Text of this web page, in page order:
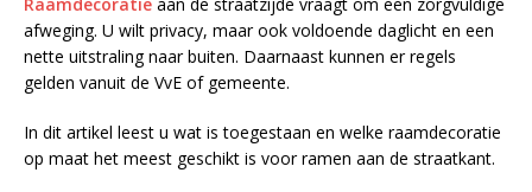
afweging. U wilt privacy, maar ook voldoende daglicht en een
nette uitstraling naar buiten. Daarnaast kunnen er regels
gelden vanuit de VvE of gemeente.
In dit artikel leest u wat is toegestaan en welke raamdecoratie
op maat het meest geschikt is voor ramen aan de straatkant.